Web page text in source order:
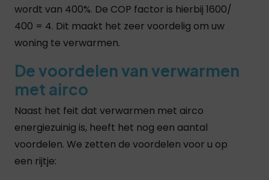
wordt van 400%. De COP factor is hierbij 1600/
400 = 4. Dit maakt het zeer voordelig om uw
woning te verwarmen.
De voordelen van verwarmen
met airco
Naast het feit dat verwarmen met airco
energiezuinig is, heeft het nog een aantal
voordelen. We zetten de voordelen voor u op
een rijtje: